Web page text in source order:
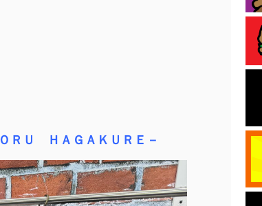
ＲＵ ＨＡＧＡＫＵＲＥ－